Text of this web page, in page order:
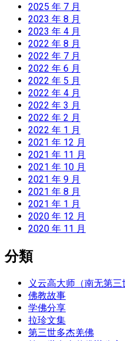
2025 年 7 月
2023 年 8 月
2023 年 4 月
2022 年 8 月
2022 年 7 月
2022 年 6 月
2022 年 5 月
2022 年 4 月
2022 年 3 月
2022 年 2 月
2022 年 1 月
2021 年 12 月
2021 年 11 月
2021 年 10 月
2021 年 9 月
2021 年 8 月
2021 年 1 月
2020 年 12 月
2020 年 11 月
分類
义云高大师（南无第三
佛教故事
学佛分享
拉珍文集
第三世多杰羌佛